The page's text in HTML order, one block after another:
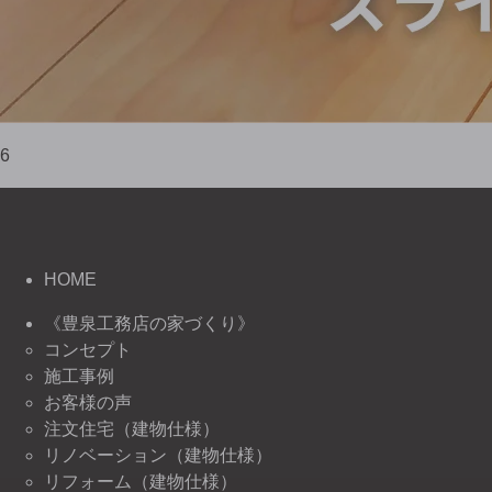
6
HOME
《豊泉工務店の家づくり》
コンセプト
施工事例
お客様の声
注文住宅（建物仕様）
リノベーション（建物仕様）
リフォーム（建物仕様）